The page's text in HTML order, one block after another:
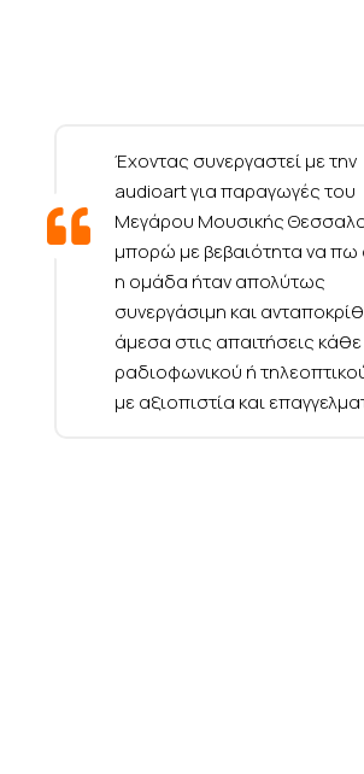
Έχοντας συνεργαστεί με την
audioart για παραγωγές του
Μεγάρου Μουσικής
μπορώ με βεβαιότητα να πω
η ομάδα ήταν απολύτως
συνεργάσιμη και
άμεσα στις απαιτήσεις κάθε
ραδιοφωνικού ή
με αξιοπιστία και